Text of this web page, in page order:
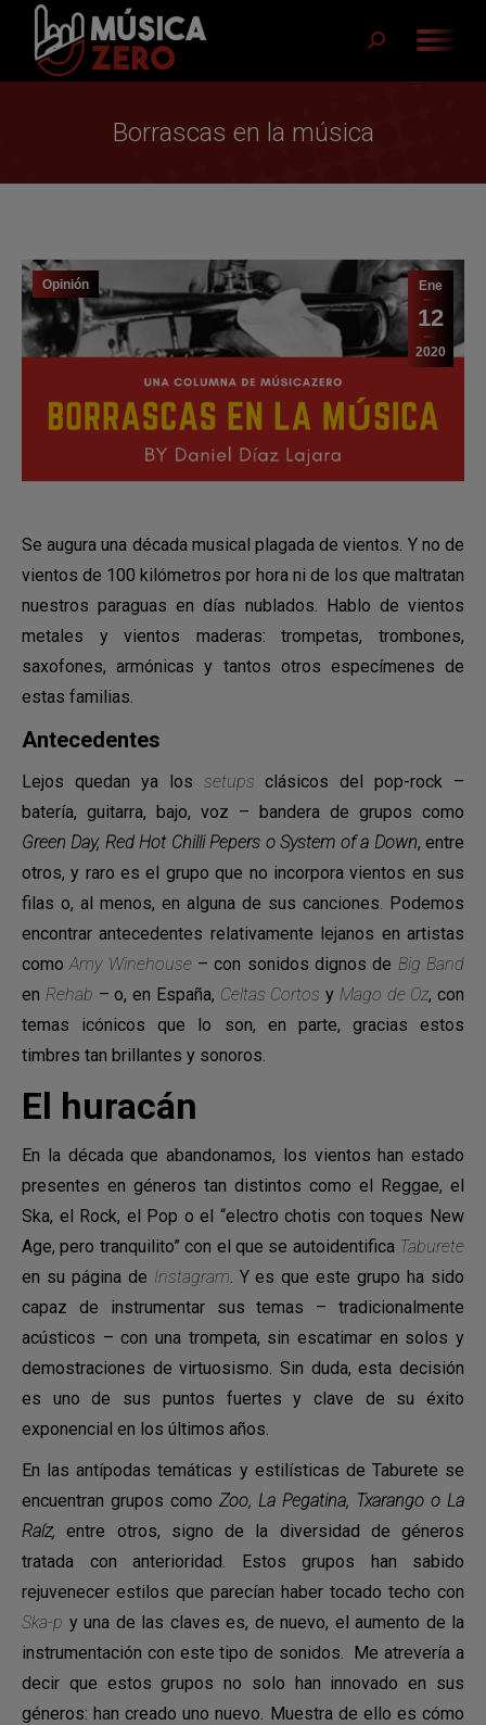
Buscar:
Borrascas en la música
Ene
12
2020
Opinión
Se augura una década musical plagada de vientos. Y no de
vientos de 100 kilómetros por hora ni de los que maltratan
nuestros paraguas en días nublados. Hablo de vientos
metales y vientos maderas: trompetas, trombones,
saxofones, armónicas y tantos otros especímenes de
estas familias.
Antecedentes
Lejos quedan ya los setups clásicos del pop-rock –
batería, guitarra, bajo, voz – bandera de grupos como
Green Day, Red Hot Chilli Pepers o System of a Down, entre
otros, y raro es el grupo que no incorpora vientos en sus
filas o, al menos, en alguna de sus canciones. Podemos
encontrar antecedentes relativamente lejanos en artistas
comoAmy Winehouse– con sonidos dignos de Big Band
en Rehab – o, en España, Celtas Cortos y Mago de Oz, con
temas icónicos que lo son, en parte, gracias estos
timbres tan brillantes y sonoros.
El huracán
En la década que abandonamos, los vientos han estado
presentes en géneros tan distintos como el Reggae, el
Ska, el Rock, el Pop o el “electro chotis con toques New
Age, pero tranquilito” con el que se autoidentifica Taburete
en su página de Instagram. Y es que este grupo ha sido
capaz de instrumentar sus temas – tradicionalmente
acústicos – con una trompeta, sin escatimar en solos y
demostraciones de virtuosismo. Sin duda, esta decisión
es uno de sus puntos fuertes y clave de su éxito
exponencial en los últimos años.
En las antípodas temáticas y estilísticas de Taburete se
encuentran grupos como Zoo, La Pegatina, Txarango o La
Raíz, entre otros, signo de la diversidad de géneros
tratada con anterioridad. Estos grupos han sabido
rejuvenecer estilos que parecían haber tocado techo con
Ska-p y una de las claves es, de nuevo, el aumento de la
instrumentación con este tipo de sonidos. Me atrevería a
decir que estos grupos no solo han innovado en sus
géneros: han creado uno nuevo. Muestra de ello es cómo